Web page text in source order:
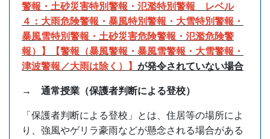
警報・土砂災害特別警報・氾濫特別警報 レベル
４：大雨危険警報・暴風特別警報・大雪特別警報・
暴風雪特別警報・土砂災害危険警報・氾濫危険警
報）】【警報（暴風警報・暴風雪警報・大雪警報・
津波警報／大雨は除く）
】 が発令されていない場合
→ 通常授業（保護者判断による登校）
「保護者判断による登校」とは、住居等の場所によ
り、強風やゲリラ豪雨などが懸念される場合がある